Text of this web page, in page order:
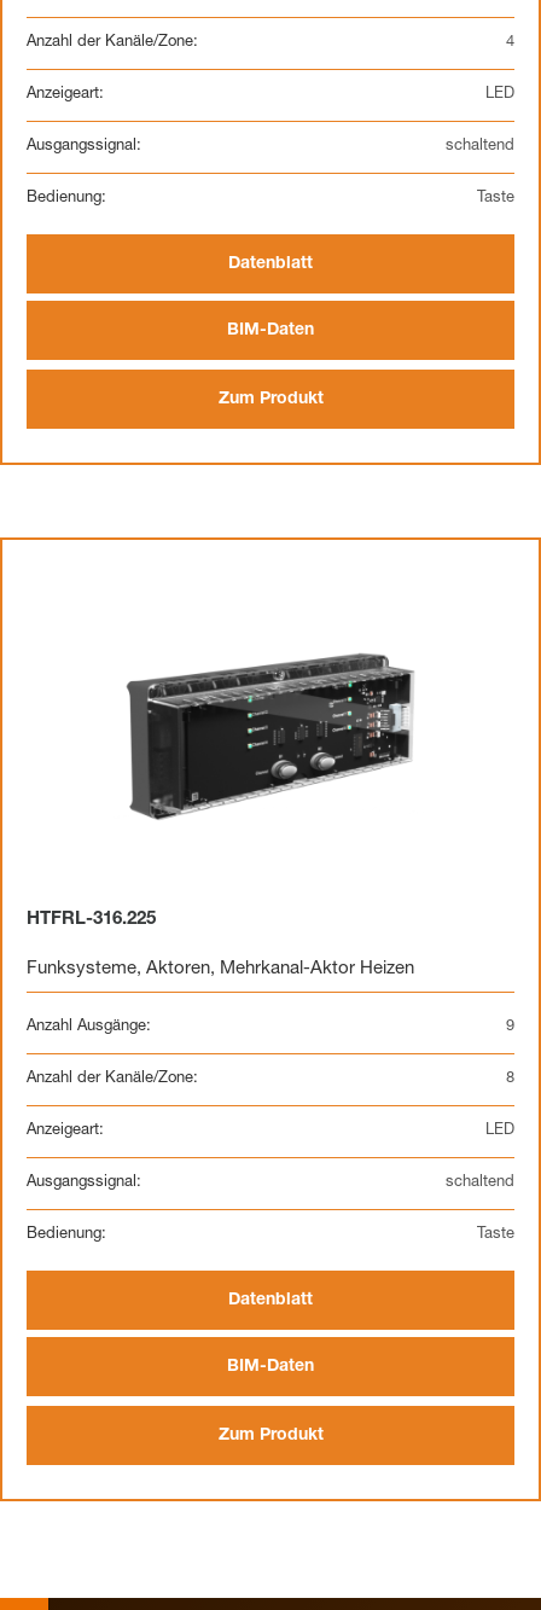
Anzahl der Kanäle/Zone: 4
Anzeigeart: LED
Ausgangssignal: schaltend
Bedienung: Taste
Datenblatt
BIM-Daten
Zum Produkt
HTFRL-316.225
Funksysteme, Aktoren, Mehrkanal-Aktor Heizen
Anzahl Ausgänge: 9
Anzahl der Kanäle/Zone: 8
Anzeigeart: LED
Ausgangssignal: schaltend
Bedienung: Taste
Datenblatt
BIM-Daten
Zum Produkt